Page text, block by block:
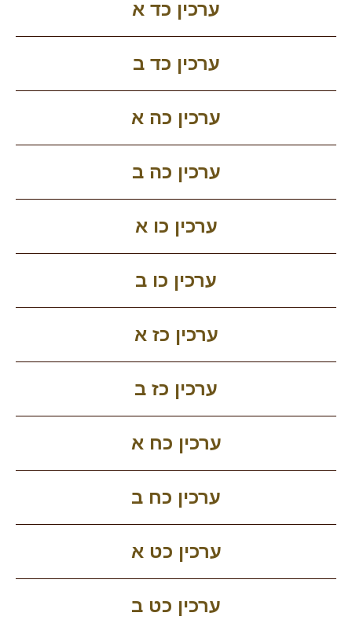
ערכין כד א
ערכין כד ב
ערכין כה א
ערכין כה ב
ערכין כו א
ערכין כו ב
ערכין כז א
ערכין כז ב
ערכין כח א
ערכין כח ב
ערכין כט א
ערכין כט ב